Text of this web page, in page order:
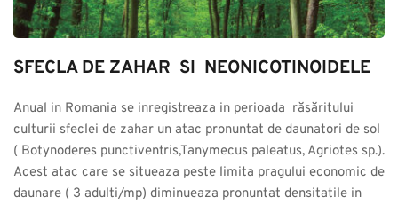
SFECLA DE ZAHAR  SI  NEONICOTINOIDELE
Anual in Romania se inregistreaza in perioada  răsăritului
culturii sfeclei de zahar un atac pronuntat de daunatori de sol
( Botynoderes punctiventris,Tanymecus paleatus, Agriotes sp.).
Acest atac care se situeaza peste limita pragului economic de
daunare ( 3 adulti/mp) diminueaza pronuntat densitatile in